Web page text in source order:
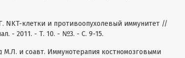
NKT-клетки и противоопухолевый иммунитет //
- 2011. - Т. 10. - №3. - С. 9-15.
и соавт. Иммунотерапия костномозговыми